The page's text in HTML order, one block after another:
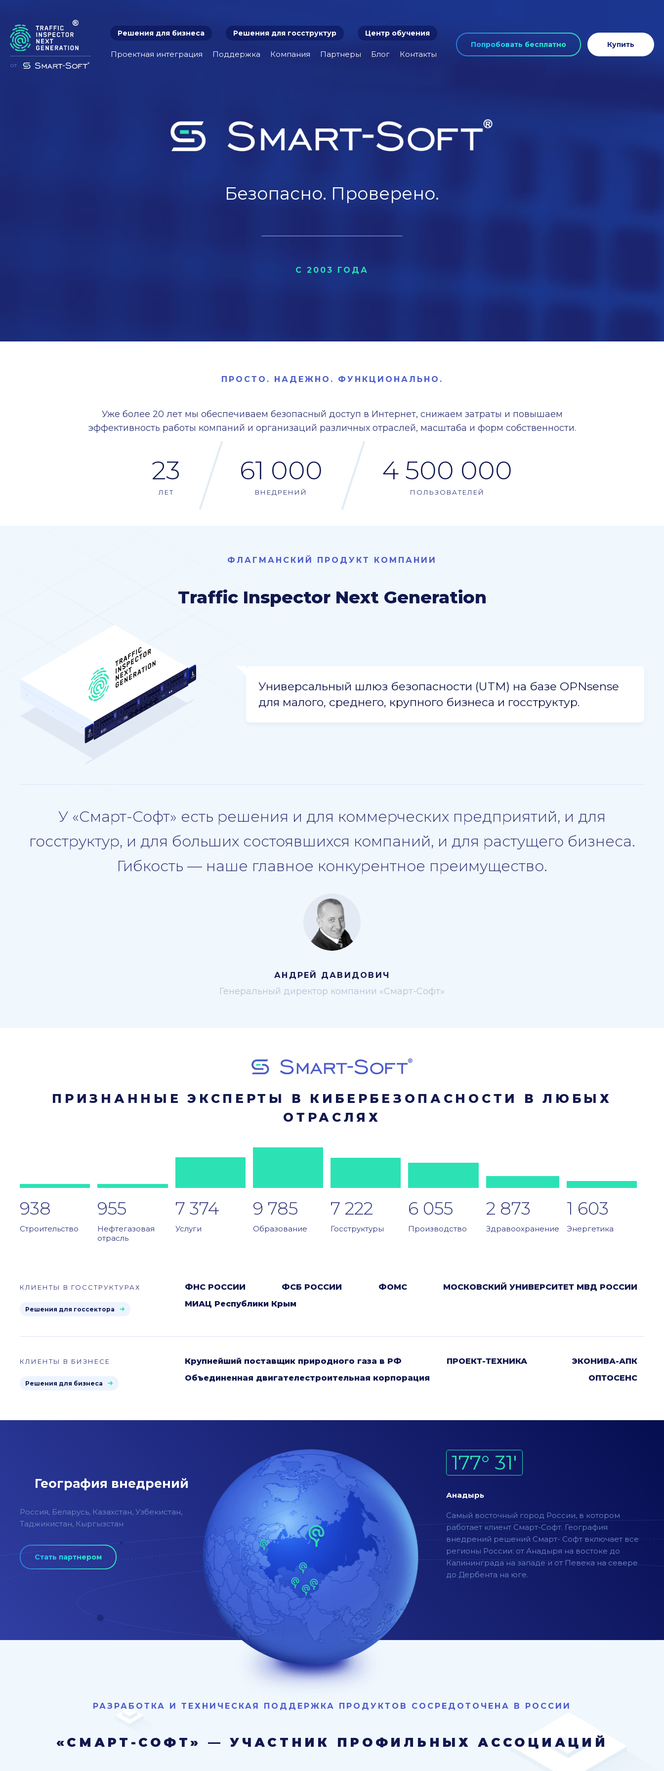
от
Решения для бизнеса Решения для госструктур Центр обучения
Проектная интеграция Поддержка Компания Партнеры Блог Контакты
Попробовать бесплатно Купить
Безопасно. Проверено.
С 2003 ГОДА
ПРОСТО. НАДЕЖНО. ФУНКЦИОНАЛЬНО.
Уже более 20 лет мы обеспечиваем безопасный доступ в Интернет, снижаем затраты и повышаем
эффективность работы компаний и организаций различных отраслей, масштаба и форм собственности.
23
ЛЕТ
61 000
ВНЕДРЕНИЙ
4 500 000
ПОЛЬЗОВАТЕЛЕЙ
ФЛАГМАНСКИЙ ПРОДУКТ КОМПАНИИ
Traffic Inspector Next Generation
Универсальный шлюз безопасности (UTM) на базе OPNsense
для малого, среднего, крупного бизнеса и госструктур.
У «Смарт-Софт» есть решения и для коммерческих предприятий, и для
госструктур, и для больших состоявшихся компаний, и для растущего бизнеса.
Гибкость — наше главное конкурентное преимущество.
АНДРЕЙ ДАВИДОВИЧ
Генеральный директор компании «Смарт-Софт»
ПРИЗНАННЫЕ ЭКСПЕРТЫ В КИБЕРБЕЗОПАСНОCТИ В ЛЮБЫХ
ОТРАСЛЯХ
938
Строительство
955
Нефтегазовая
отрасль
7 374
Услуги
9 785
Образование
7 222
Госструктуры
6 055
Производство
2 873
Здравоохранение
1 603
Энергетика
КЛИЕНТЫ В ГОССТРУКТУРАХ
Решения для госсектора
ФНС РОССИИ ФСБ РОССИИ ФОМС
МОСКОВСКИЙ УНИВЕРСИТЕТ МВД РОССИИ
МИАЦ Республики Крым
КЛИЕНТЫ В БИЗНЕСЕ
Решения для бизнеса
Крупнейший поставщик природного газа в РФ ПРОЕКТ-ТЕХНИКА
ЭКОНИВА-АПК
Объединенная двигателестроительная корпорация
ОПТОСЕНС
География внедрений
Россия, Беларусь, Казахстан, Узбекистан,
Таджикистан, Кыргызстан
Стать партнером
177° 31'
Анадырь
Самый восточный город России, в котором
работает клиент Смарт-Софт. География
внедрений решений Смарт- Софт включает все
регионы России: от Анадыря на востоке до
Калининграда на западе и от Певека на севере
до Дербента на юге.
РАЗРАБОТКА И ТЕХНИЧЕСКАЯ ПОДДЕРЖКА ПРОДУКТОВ СОСРЕДОТОЧЕНА В РОССИИ
«СМАРТ-СОФТ» — УЧАСТНИК ПРОФИЛЬНЫХ АССОЦИАЦИЙ